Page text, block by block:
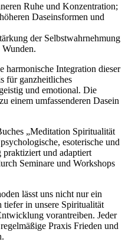
Ruhe und Konzentration;
Daseinsformen und
der Selbstwahrnehmung
harmonische Integration dieser
für ganzheitliches
und emotional. Die
einem umfassenderen Dasein
„Meditation Spiritualität
esoterische und
und adaptiert
Seminare und Workshops
lässt uns nicht nur ein
tiefer in unsere Spiritualität
vorantreiben. Jeder
Praxis Frieden und